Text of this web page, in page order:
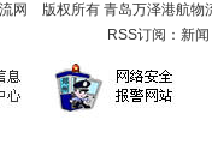
网 版权所有 青岛万泽港航物
RSS订阅： 新闻